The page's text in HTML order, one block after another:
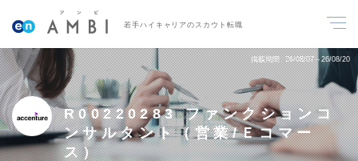
若手ハイキャリアのスカウト転職
掲載期間 26/08/07～26/08/20
R00220283 ファンクションコ
ンサルタント（営業/Ｅコマー
ス）